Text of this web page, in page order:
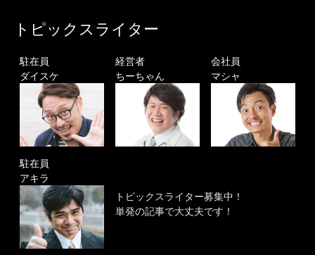
トピックスライター
駐在員
ダイスケ
経営者
ちーちゃん
会社員
マシャ
駐在員
アキラ
トピックスライター募集中！
単発の記事で大丈夫です！